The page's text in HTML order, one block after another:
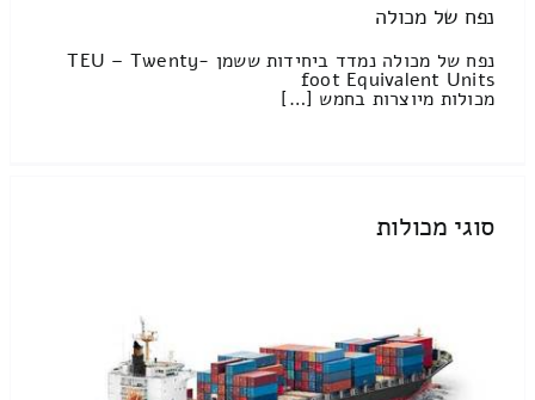
נפח של מכולה
נפח של מכולה נמדד ביחידות ששמן TEU – Twenty-
foot Equivalent Units
מכולות מיוצרות בחמש […]
סוגי מכולות